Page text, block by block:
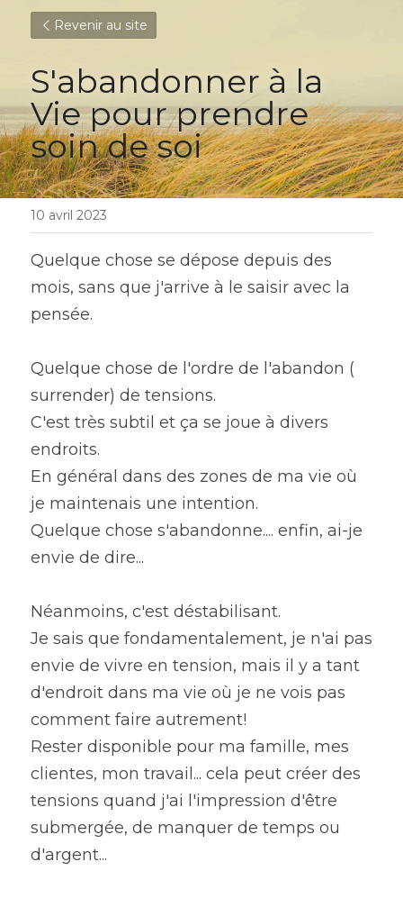
Revenir au site
S'abandonner à la
Vie pour prendre
soin de soi
10 avril 2023
Quelque chose se dépose depuis des
mois, sans que j'arrive à le saisir avec la
pensée.
Quelque chose de l'ordre de l'abandon (
surrender) de tensions.
C'est très subtil et ça se joue à divers
endroits.
En général dans des zones de ma vie où
je maintenais une intention.
Quelque chose s'abandonne.... enfin, ai-je
envie de dire...
Néanmoins, c'est déstabilisant.
Je sais que fondamentalement, je n'ai pas
envie de vivre en tension, mais il y a tant
d'endroit dans ma vie où je ne vois pas
comment faire autrement!
Rester disponible pour ma famille, mes
clientes, mon travail... cela peut créer des
tensions quand j'ai l'impression d'être
submergée, de manquer de temps ou
d'argent...